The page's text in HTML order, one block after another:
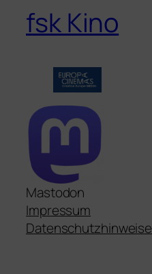
fsk Kino
Mastodon
Impressum
Datenschutzhinweise